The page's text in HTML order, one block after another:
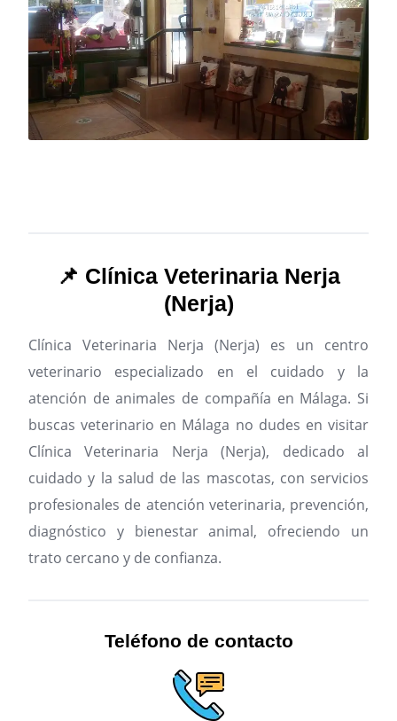
📌 Clínica Veterinaria Nerja
(Nerja)
Clínica Veterinaria Nerja (Nerja) es un centro
veterinario especializado en el cuidado y la
atención de animales de compañía en Málaga. Si
buscas veterinario en Málaga no dudes en visitar
Clínica Veterinaria Nerja (Nerja), dedicado al
cuidado y la salud de las mascotas, con servicios
profesionales de atención veterinaria, prevención,
diagnóstico y bienestar animal, ofreciendo un
trato cercano y de confianza.
Teléfono de contacto